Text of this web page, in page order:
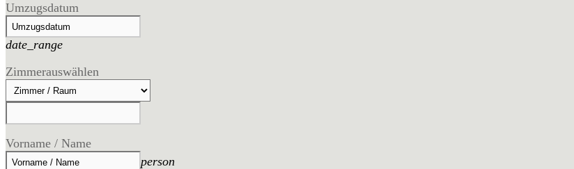
Umzugsdatum
date_range
Zimmerauswählen
Vorname / Name
person